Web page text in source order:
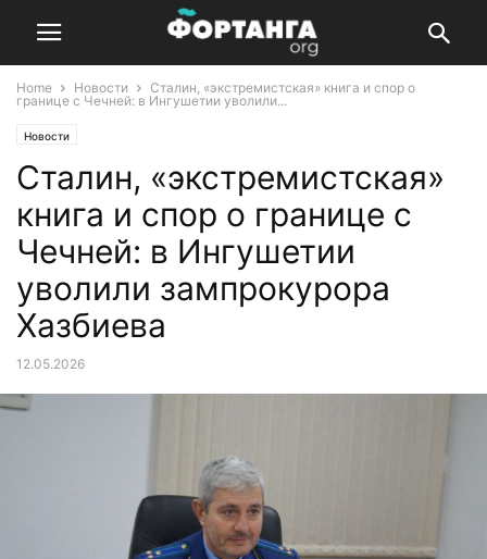
Home Новости
Сталин, «экстремистская» книга и спор о
границе с Чечней: в Ингушетии уволили...
Новости
Сталин, «экстремистская»
книга и спор о границе с
Чечней: в Ингушетии
уволили зампрокурора
Хазбиева
12.05.2026